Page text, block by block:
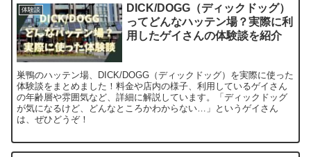
体験談
DICK/DOGG（ディックドッグ）
ってどんなハッテン場？実際に利
用したゲイさんの体験談を紹介
巣鴨のハッテン場、DICK/DOGG（ディックドッグ）を実際に使った
体験談をまとめました！料金や店内の様子、利用しているゲイさん
の年齢層や雰囲気など、詳細に解説しています。「ディックドッグ
が気になるけど、どんなところかわからない…」というゲイさん
は、ぜひどうぞ！